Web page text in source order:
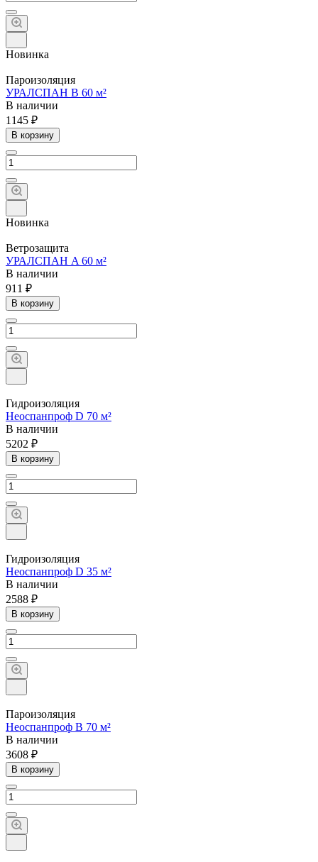
Новинка
Пароизоляция
УРАЛСПАН B 60 м²
В наличии
1145 ₽
В корзину
Новинка
Ветрозащита
УРАЛСПАН A 60 м²
В наличии
911 ₽
В корзину
Гидроизоляция
Неоспанпроф D 70 м²
В наличии
5202 ₽
В корзину
Гидроизоляция
Неоспанпроф D 35 м²
В наличии
2588 ₽
В корзину
Пароизоляция
Неоспанпроф B 70 м²
В наличии
3608 ₽
В корзину